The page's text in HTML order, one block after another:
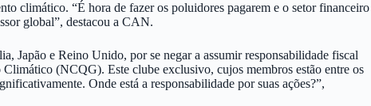
climático. “É hora de fazer os poluidores pagarem e o setor financeiro
global”, destacou a CAN.
Japão e Reino Unido, por se negar a assumir responsabilidade fiscal
(NCQG). Este clube exclusivo, cujos membros estão entre os
Onde está a responsabilidade por suas ações?”,